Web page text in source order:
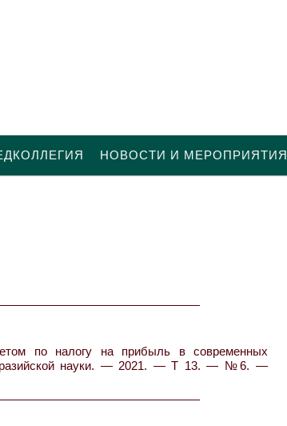
НОВОСТИ И МЕРОПРИЯТИЯ
по налогу на прибыль в современных
науки. — 2021. — Т 13. — №6. —